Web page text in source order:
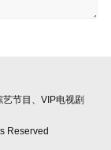
节目、VIP电视剧
Reserved